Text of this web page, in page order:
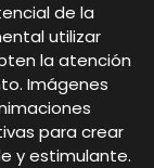
de la
utilizar
la atención
Imágenes
para crear
y estimulante.